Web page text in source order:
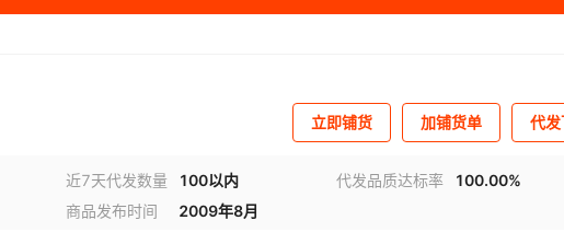
立即铺货 加铺货单 代
近7天代发数量 100以内 代发品质达标率
100.00%
商品发布时间 2009年8月